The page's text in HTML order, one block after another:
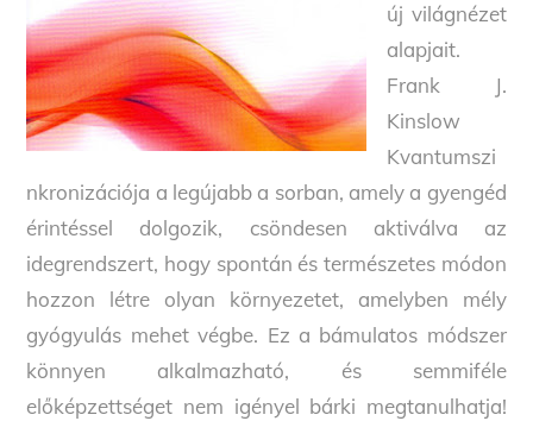
új világnézet
alapjait.
Frank J.
Kinslow
Kvantumszi
nkronizációja a legújabb a sorban, amely a gyengéd
érintéssel dolgozik, csöndesen aktiválva az
idegrendszert, hogy spontán és természetes módon
hozzon létre olyan környezetet, amelyben mély
gyógyulás mehet végbe. Ez a bámulatos módszer
könnyen alkalmazható, és semmiféle
előképzettséget nem igényel bárki megtanulhatja!